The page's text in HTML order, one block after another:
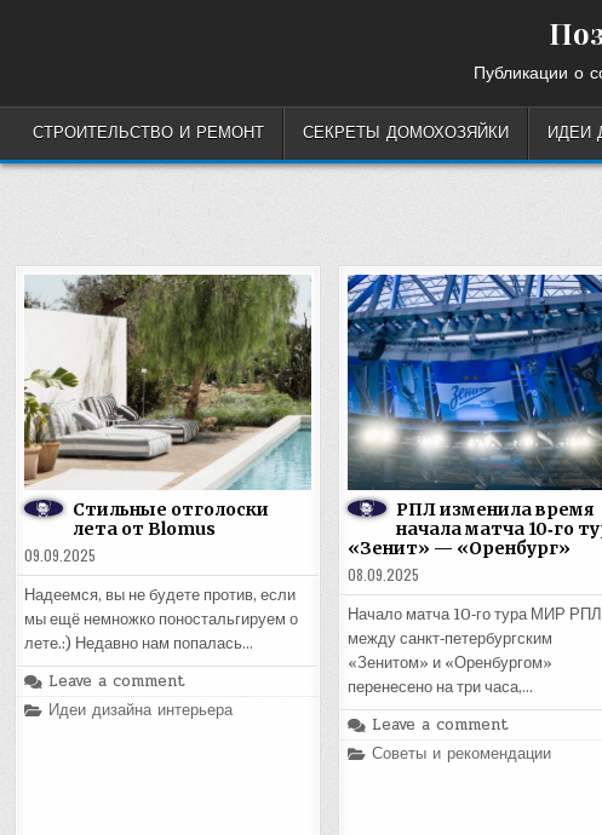
Публикации о
СТРОИТЕЛЬСТВО И РЕМОНТ СЕКРЕТЫ ДОМОХОЗЯЙКИ ИДЕИ
Стильные отголоски
лета от Blomus
09.09.2025
Надеемся, вы не будете против, если
мы ещё немножко поностальгируем о
лете.:) Недавно нам попалась…
Leave a comment
Posted
in
Идеи дизайна интерьера
РПЛ изменила время
начала матча 10‑го
«Зенит» — «Оренбург»
08.09.2025
Начало матча 10‑го тура МИР РПЛ
между санкт‑петербургским
«Зенитом» и «Оренбургом»
перенесено на три часа,…
Leave a comment
Posted
Советы и рекомендации